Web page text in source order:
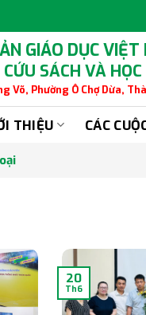
GIÁO DỤC VIỆT
SÁCH VÀ
Võ, Phường Ô Chợ Dừa,
THIỆU CÁC
20
Th6